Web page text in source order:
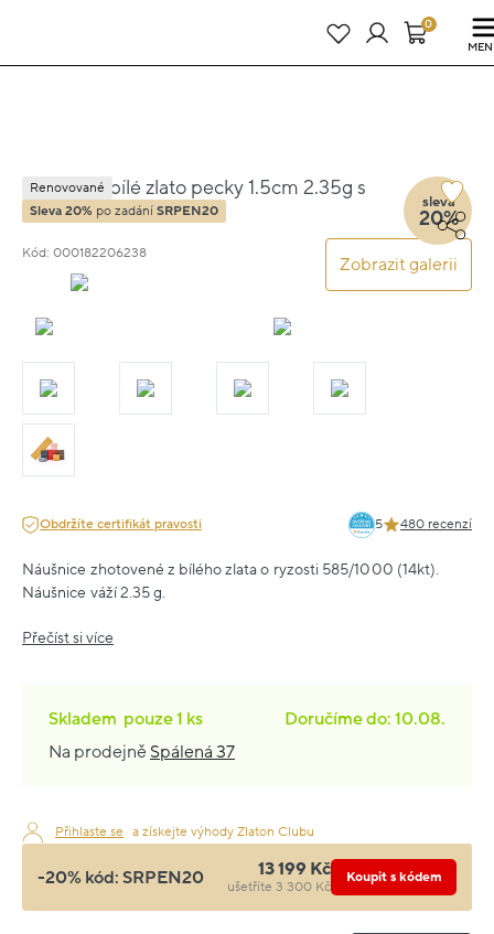
25 dní : 9h : 22m : 15s
0
Náušnice bílé zlato pecky 1.5cm 2.35g s
diamanty 0.200ct
Kód: 000182206238
Zobrazit galerii
Renovované
Sleva 20% po zadání SRPEN20
sleva
20%
Obdržíte certifikát pravosti 5 480 recenzí
Náušnice zhotovené z bílého zlata o ryzosti 585/1000 (14kt).
Náušnice váží 2.35 g.
Přečíst si více
Skladem pouze1 ks
Doručíme do: 10.08.
Na prodejně Spálená 37
Přihlaste se a získejte výhody Zlaton Clubu
-20% kód: SRPEN20 13 199 Kč
ušetříte 3 300 Kč
Koupit s kódem